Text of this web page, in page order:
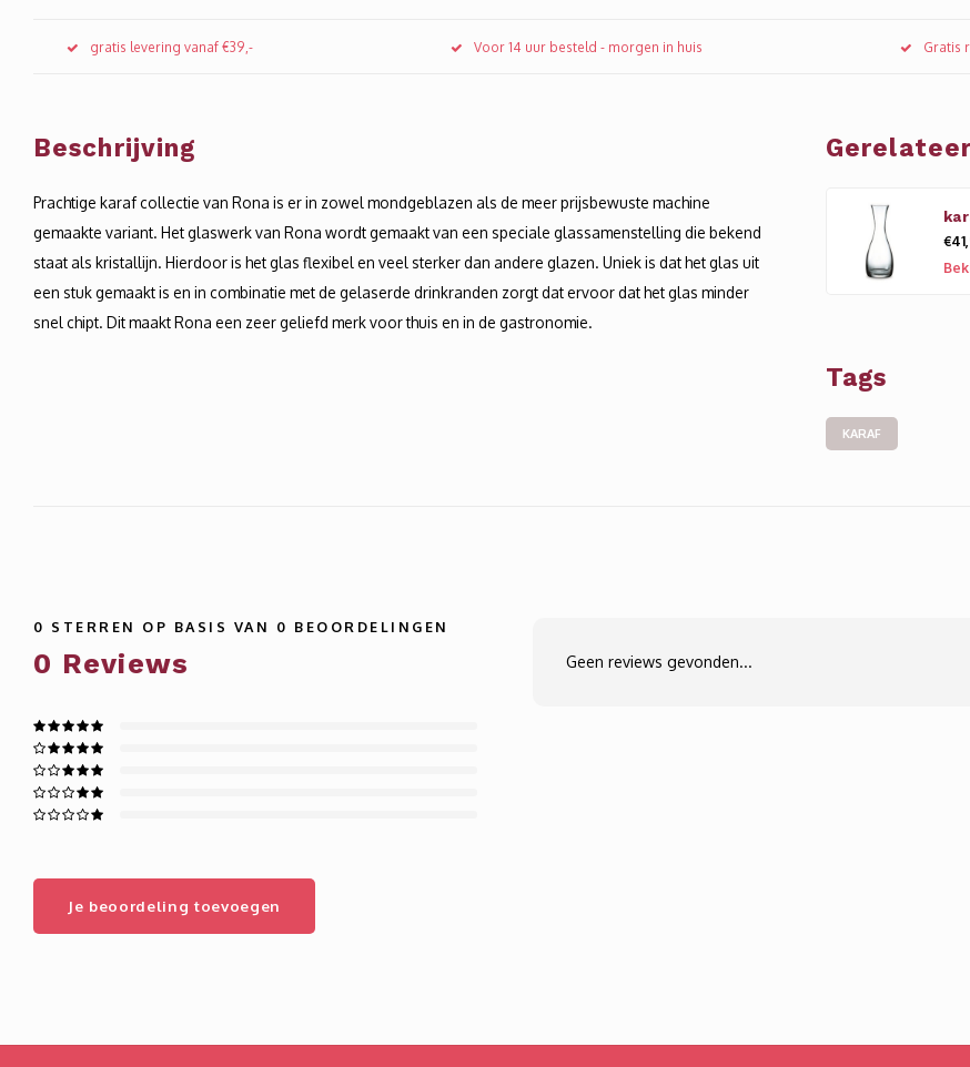
gratis levering vanaf €39,- Voor 14 uur besteld - morgen in huis Gratis
Beschrijving
Prachtige karaf collectie van Rona is er in zowel mondgeblazen als de meer prijsbewuste machine
gemaakte variant. Het glaswerk van Rona wordt gemaakt van een speciale glassamenstelling die bekend
staat als kristallijn. Hierdoor is het glas flexibel en veel sterker dan andere glazen. Uniek is dat het glas uit
een stuk gemaakt is en in combinatie met de gelaserde drinkranden zorgt dat ervoor dat het glas minder
snel chipt. Dit maakt Rona een zeer geliefd merk voor thuis en in de gastronomie.
Tags
KARAF
0 STERREN OP BASIS VAN 0 BEOORDELINGEN
0 Reviews
Je beoordeling toevoegen
Geen reviews gevonden...